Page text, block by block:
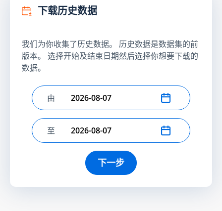
下载历史数据
我们为你收集了历史数据。 历史数据是数据集的前
版本。 选择开始及结束日期然后选择你想要下载的
数据。
选择开始日期
由
选择结束日期
至
下一步